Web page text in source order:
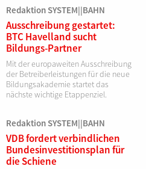
Redaktion SYSTEM||BAHN
Ausschreibung gestartet:
BTC Havelland sucht
Bildungs-Partner
Mit der europaweiten Ausschreibung
der Betreiberleistungen für die neue
Bildungsakademie startet das
nächste wichtige Etappenziel.
Redaktion SYSTEM||BAHN
VDB fordert verbindlichen
Bundesinvestitionsplan für
die Schiene